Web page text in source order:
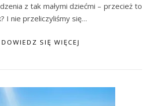
z tak małymi dziećmi – przecież to
I nie przeliczyliśmy się…
DOWIEDZ SIĘ WIĘCEJ